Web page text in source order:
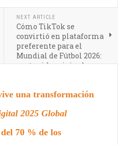
NEXT ARTICLE
Cómo TikTok se
convirtió en plataforma
preferente para el
Mundial de Fútbol 2026:
contenido original,
una transformación
2025 Global
70 % de los